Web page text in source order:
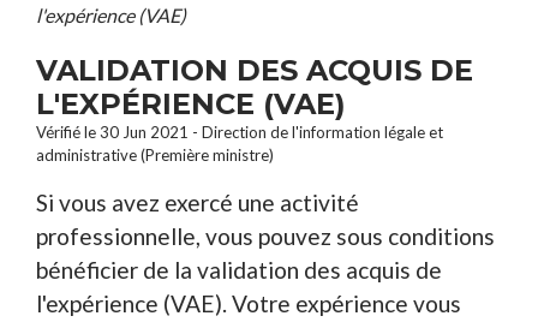
l'expérience (VAE)
VALIDATION DES ACQUIS DE
L'EXPÉRIENCE (VAE)
Vérifié le 30 Jun 2021 - Direction de l'information légale et
administrative (Première ministre)
Si vous avez exercé une activité
professionnelle, vous pouvez sous conditions
bénéficier de la validation des acquis de
l'expérience (VAE). Votre expérience vous